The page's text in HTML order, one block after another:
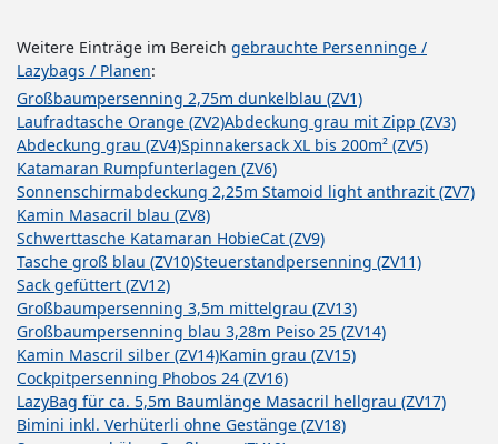
Weitere Einträge im Bereich gebrauchte Persenninge /
Lazybags / Planen:
Großbaumpersenning 2,75m dunkelblau (ZV1)
Laufradtasche Orange (ZV2)Abdeckung grau mit Zipp (ZV3)
Abdeckung grau (ZV4)Spinnakersack XL bis 200m² (ZV5)
Katamaran Rumpfunterlagen (ZV6)
Sonnenschirmabdeckung 2,25m Stamoid light anthrazit (ZV7)
Kamin Masacril blau (ZV8)
Schwerttasche Katamaran HobieCat (ZV9)
Tasche groß blau (ZV10)Steuerstandpersenning (ZV11)
Sack gefüttert (ZV12)
Großbaumpersenning 3,5m mittelgrau (ZV13)
Großbaumpersenning blau 3,28m Peiso 25 (ZV14)
Kamin Mascril silber (ZV14)Kamin grau (ZV15)
Cockpitpersenning Phobos 24 (ZV16)
LazyBag für ca. 5,5m Baumlänge Masacril hellgrau (ZV17)
Bimini inkl. Verhüterli ohne Gestänge (ZV18)